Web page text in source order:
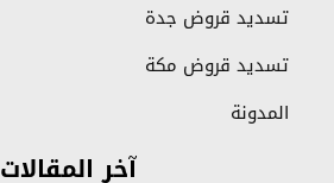
تسديد قروض جدة
تسديد قروض مكة
المدونة
آخر المقالات